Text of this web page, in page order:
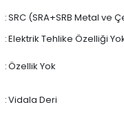
:SRC (SRA+SRB Metal ve
:Elektrik Tehlike Özelliği
:Özellik Yok
:Vidala Deri